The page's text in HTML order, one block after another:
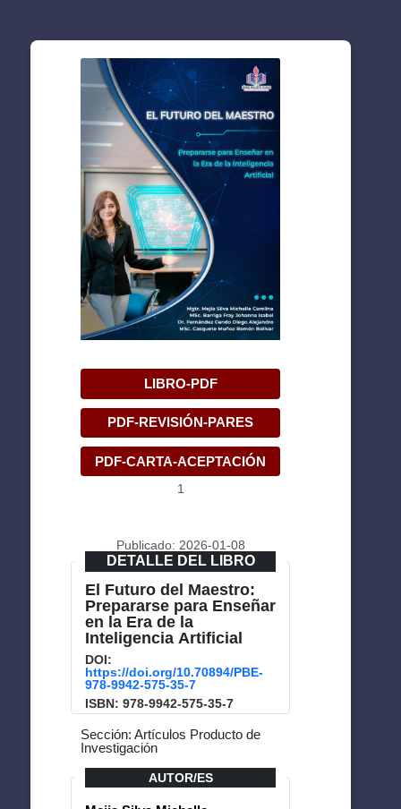
LIBRO-PDF
PDF-REVISIÓN-PARES
PDF-CARTA-ACEPTACIÓN
1
Publicado: 2026-01-08
DETALLE DEL LIBRO
El Futuro del Maestro:
Prepararse para Enseñar
en la Era de la
Inteligencia Artificial
DOI:
https://doi.org/10.70894/PBE-
978-9942-575-35-7
ISBN: 978-9942-575-35-7
Sección: Artículos Producto de
Investigación
AUTOR/ES